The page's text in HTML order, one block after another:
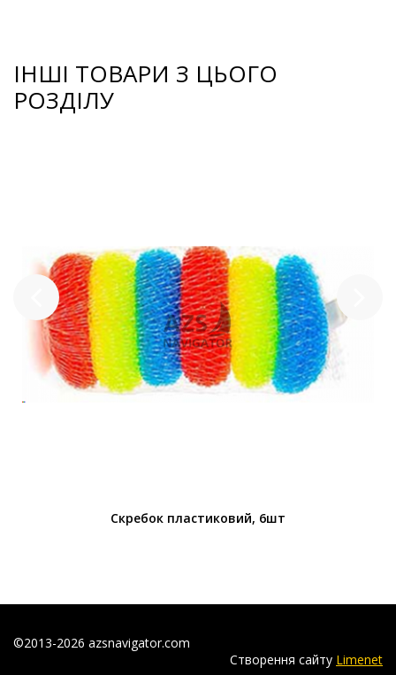
ІНШІ ТОВАРИ З ЦЬОГО
РОЗДІЛУ
Скребок пластиковий, 6шт
©2013-2026 azsnavigator.com
Створення сайту Limenet